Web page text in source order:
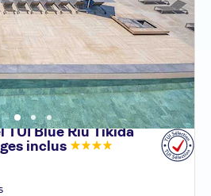
Blue Riu Tikida
inclus